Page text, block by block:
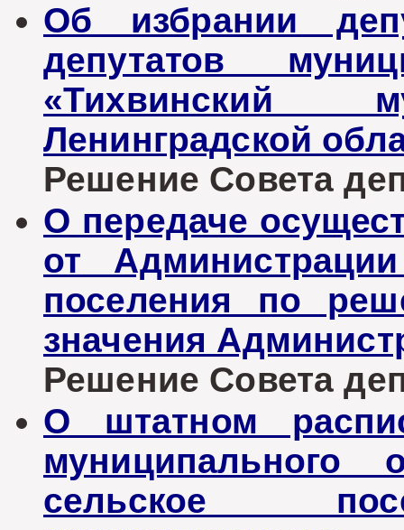
Об избрании
депутатов
«Тихвинский
Ленинградской
Решение Совета
О передаче
от
поселения по
значения
Решение Совета
О штатном
муниципального
сельское